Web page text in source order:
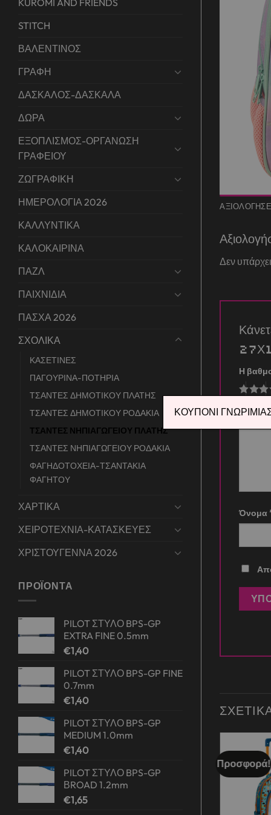
STITCH
ΒΑΛΕΝΤΙΝΟΣ
ΓΡΑΦΗ
ΔΑΣΚΑΛΟΣ-ΔΑΣΚΑΛΑ
ΔΩΡΑ
ΕΞΟΠΛΙΣΜΟΣ-ΟΡΓΑΝΩΣΗ
ΓΡΑΦΕΙΟΥ
ΖΩΓΡΑΦΙΚΗ
ΗΜΕΡΟΛΟΓΙΑ 2026
ΚΑΛΛΥΝΤΙΚΑ
ΚΑΛΟΚΑΙΡΙΝΑ
ΠΑΖΛ
ΠΑΙΧΝΙΔΙΑ
ΠΑΣΧΑ 2026
ΣΧΟΛΙΚΑ
ΚΑΣΕΤΙΝΕΣ
ΠΑΓΟΥΡΙΝΑ-ΠΟΤΗΡΙΑ
ΤΣΑΝΤΕΣ ΔΗΜΟΤΙΚΟΥ ΠΛΑΤΗΣ
ΤΣΑΝΤΕΣ ΔΗΜΟΤΙΚΟΥ ΡΟΔΑΚΙΑ
ΤΣΑΝΤΕΣ ΝΗΠΙΑΓΩΓΕΙΟΥ ΠΛΑΤΗΣ
ΤΣΑΝΤΕΣ ΝΗΠΙΑΓΩΓΕΙΟΥ ΡΟΔΑΚΙΑ
ΦΑΓΗΔΟΤΟΧΕΙΑ-ΤΣΑΝΤΑΚΙΑ
ΦΑΓΗΤΟΥ
ΧΑΡΤΙΚΑ
ΧΕΙΡΟΤΕΧΝΙΑ-ΚΑΤΑΣΚΕΥΕΣ
ΧΡΙΣΤΟΥΓΕΝΝΑ 2026
ΠΡΟΪΌΝΤΑ
PILOT ΣΤΥΛΟ BPS-GP
EXTRA FINE 0.5mm
€1,40
PILOT ΣΤΥΛΟ BPS-GP FINE
0.7mm
€1,40
PILOT ΣΤΥΛΟ BPS-GP
MEDIUM 1.0mm
€1,40
PILOT ΣΤΥΛΟ BPS-GP
ΒROAD 1.2mm
€1,65
Δεν
Η
Η
Όνομα
Προσφορά!
Add to
wishlist
ΚΟΥΠΟΝΙ